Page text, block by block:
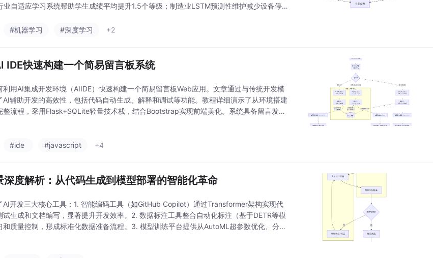
业自适应学习系统帮助学生成绩平均提升1.5个等级；制造业LSTM预测性维护减少设备停机
#机器学习 #深度学习 +2
IDE快速构建一个简易留言板系统
利用AI集成开发环境（AIIDE）快速构建一个简易留言板Web应用。文章通过与传统开发模
AI辅助开发的高效性，包括代码自动生成、解释和调试等功能。教程详细演示了从环境搭建
整流程，采用Flask+SQLite轻量技术栈，结合Bootstrap实现前端美化。系统具备留言发
#ide #javascript +4
深度解析：从代码生成到模型部署的智能化革命
AI开发三大核心工具：1. 智能编码工具（如GitHub Copilot）通过Transformer架构实现代
试生成和文档编写，显著提升开发效率。2. 数据标注工具整合自动化标注（基于DETR等模
和质量控制，形成标准化数据准备流程。3. 模型训练平台提供从AutoML超参数优化、分布